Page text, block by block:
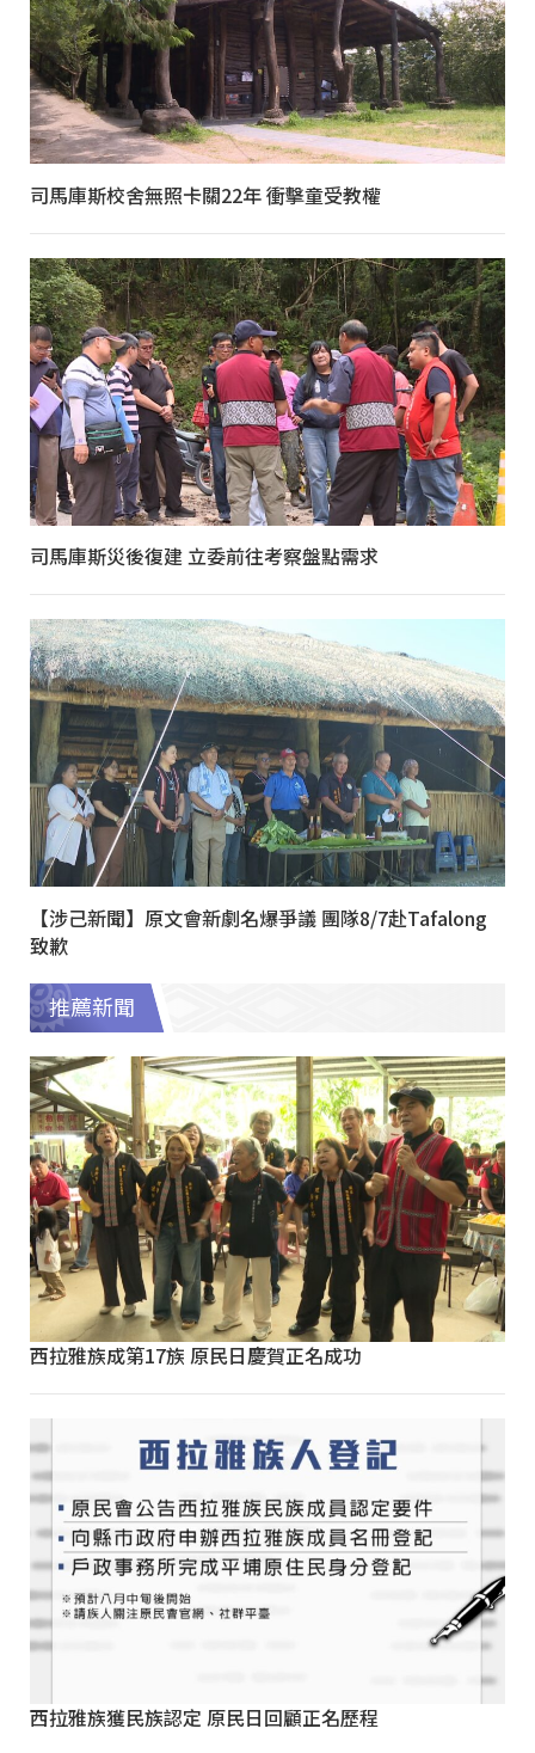
司馬庫斯校舍無照卡關22年 衝擊童受教權
司馬庫斯災後復建 立委前往考察盤點需求
【涉己新聞】原文會新劇名爆爭議 團隊8/7赴Tafalong
致歉
推薦新聞
西拉雅族成第17族 原民日慶賀正名成功
西拉雅族獲民族認定 原民日回顧正名歷程